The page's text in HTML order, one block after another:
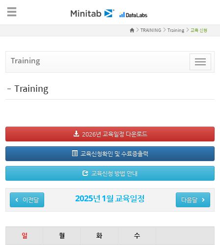
TRAINING Training 교육 신청
Toggle
Training
Training
2026년 교육일정 다운로드
교육신청확인 및 수료증출력
교육신청 방법 안내
이전달 2025년 1월 교육일정 다음달
일 월 화 수